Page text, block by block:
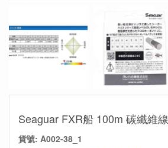
Seaguar FXR船 100m 碳纖維線
貨號: A002-38_1